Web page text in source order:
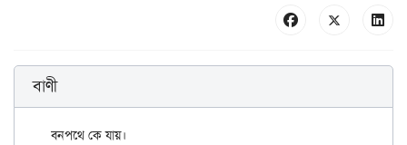
বাণী
বনপথে কে যায়।